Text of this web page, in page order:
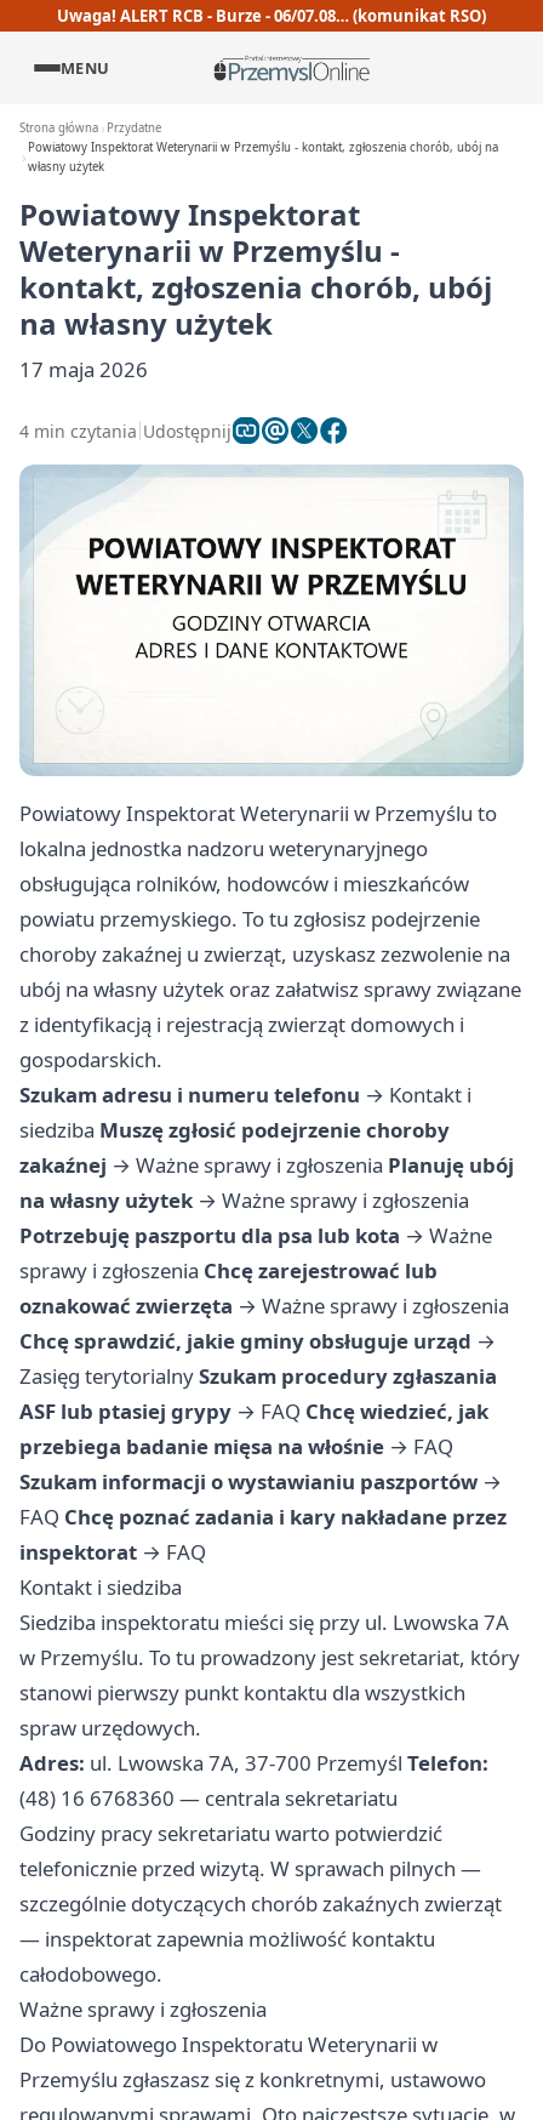
Uwaga! ALERT RCB - Burze - 06/07.08… (komunikat RSO)
MENU
Strona główna
Przydatne
Powiatowy Inspektorat Weterynarii w Przemyślu - kontakt, zgłoszenia chorób, ubój na
własny użytek
Powiatowy Inspektorat
Weterynarii w Przemyślu -
kontakt, zgłoszenia chorób, ubój
na własny użytek
17 maja 2026
4 min czytania Udostępnij
Powiatowy Inspektorat Weterynarii w Przemyślu to
lokalna jednostka nadzoru weterynaryjnego
obsługująca rolników, hodowców i mieszkańców
powiatu przemyskiego. To tu zgłosisz podejrzenie
choroby zakaźnej u zwierząt, uzyskasz zezwolenie na
ubój na własny użytek oraz załatwisz sprawy związane
z identyfikacją i rejestracją zwierząt domowych i
gospodarskich.
Szukam adresu i numeru telefonu → Kontakt i
siedziba Muszę zgłosić podejrzenie choroby
zakaźnej → Ważne sprawy i zgłoszenia Planuję ubój
na własny użytek → Ważne sprawy i zgłoszenia
Potrzebuję paszportu dla psa lub kota → Ważne
sprawy i zgłoszenia Chcę zarejestrować lub
oznakować zwierzęta → Ważne sprawy i zgłoszenia
Chcę sprawdzić, jakie gminy obsługuje urząd →
Zasięg terytorialnySzukam procedury zgłaszania
ASF lub ptasiej grypy → FAQ Chcę wiedzieć, jak
przebiega badanie mięsa na włośnie → FAQ
Szukam informacji o wystawianiu paszportów →
FAQ Chcę poznać zadania i kary nakładane przez
inspektorat → FAQ
Kontakt i siedziba
Siedziba inspektoratu mieści się przy ul. Lwowska 7A
w Przemyślu. To tu prowadzony jest sekretariat, który
stanowi pierwszy punkt kontaktu dla wszystkich
spraw urzędowych.
Adres: ul. Lwowska 7A, 37-700 Przemyśl Telefon:
(48) 16 6768360 — centrala sekretariatu
Godziny pracy sekretariatu warto potwierdzić
telefonicznie przed wizytą. W sprawach pilnych —
szczególnie dotyczących chorób zakaźnych zwierząt
— inspektorat zapewnia możliwość kontaktu
całodobowego.
Ważne sprawy i zgłoszenia
Do Powiatowego Inspektoratu Weterynarii w
Przemyślu zgłaszasz się z konkretnymi, ustawowo